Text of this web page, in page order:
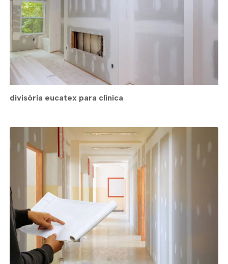
divisória eucatex para clínica